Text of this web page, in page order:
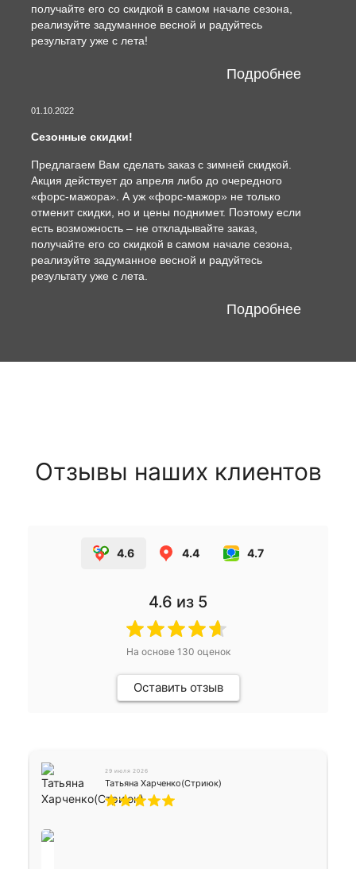
получайте его со скидкой в самом начале сезона,
реализуйте задуманное весной и радуйтесь
результату уже с лета!
Подробнее
01.10.2022
Сезонные скидки!
Предлагаем Вам сделать заказ с зимней скидкой.
Акция действует до апреля либо до очередного
«форс-мажора». А уж «форс-мажор» не только
отменит скидки, но и цены поднимет. Поэтому если
есть возможность – не откладывайте заказ,
получайте его со скидкой в самом начале сезона,
реализуйте задуманное весной и радуйтесь
результату уже с лета.
Подробнее
Отзывы наших клиентов
4.6 4.4 4.7
4.6 из 5
На основе 130 оценок
Оставить отзыв
29 июля 2026
Татьяна Харченко(Стриюк)